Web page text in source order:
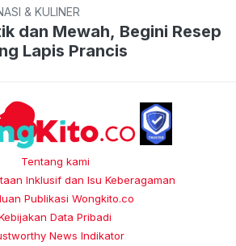
& KULINER
dan Mewah, Begini Resep
Lapis Prancis
Tentang kami
Inklusif dan Isu Keberagaman
Publikasi Wongkito.co
Data Pribadi
News Indikator